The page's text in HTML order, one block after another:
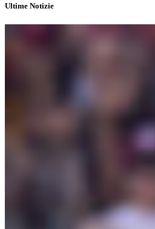
Ultime Notizie